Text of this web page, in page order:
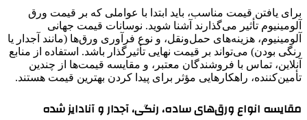
برای یافتن قیمت مناسب، باید ابتدا با عواملی که بر قیمت ورق
آلومینیوم تأثیر می‌گذارند آشنا شوید. نوسانات قیمت جهانی
آلومینیوم، هزینه‌های حمل‌ونقل، و نوع فرآوری ورق‌ها (مانند آجدار یا
رنگی بودن) می‌تواند بر قیمت نهایی تأثیرگذار باشد. استفاده از منابع
آنلاین، تماس با فروشندگان معتبر، و مقایسه قیمت‌ها از چندین
تأمین‌کننده، راهکارهایی مؤثر برای پیدا کردن بهترین قیمت هستند.
مقایسه انواع ورق‌های ساده، رنگی، آجدار و آنادایز شده